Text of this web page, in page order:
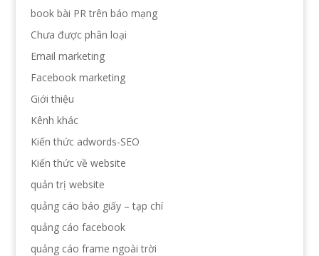
book bài PR trên báo mạng
Chưa được phân loại
Email marketing
Facebook marketing
Giới thiệu
Kênh khác
Kiến thức adwords-SEO
Kiến thức về website
quản trị website
quảng cáo báo giấy – tạp chí
quảng cáo facebook
quảng cáo frame ngoài trời